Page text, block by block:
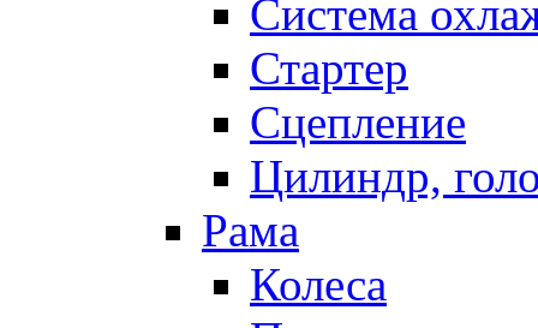
Система
Стартер
Сцепление
Цилиндр,
Рама
Колеса